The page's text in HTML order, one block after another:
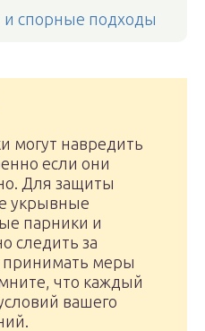
спорные подходы
могут навредить
если они
Для защиты
укрывные
парники и
следить за
принимать меры
что каждый
вашего